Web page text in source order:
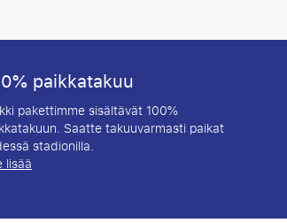
paikkatakuu
pakettimme sisältävät 100%
Saatte takuuvarmasti paikat
stadionilla.
lisää